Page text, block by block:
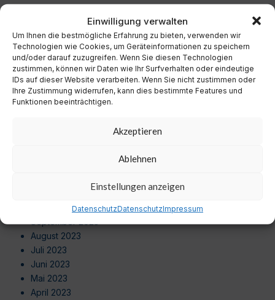
Einwilligung verwalten
Um Ihnen die bestmögliche Erfahrung zu bieten, verwenden wir
Technologien wie Cookies, um Geräteinformationen zu speichern
und/oder darauf zuzugreifen. Wenn Sie diesen Technologien
zustimmen, können wir Daten wie Ihr Surfverhalten oder eindeutige
IDs auf dieser Website verarbeiten. Wenn Sie nicht zustimmen oder
Ihre Zustimmung widerrufen, kann dies bestimmte Features und
Funktionen beeinträchtigen.
Akzeptieren
Ablehnen
Einstellungen anzeigen
DatenschutzDatenschutzImpressum
November 2024
Oktober 2024
September 2024
August 2024
Juli 2024
Juni 2024
November 2023
Oktober 2023
September 2023
August 2023
Juli 2023
Juni 2023
Mai 2023
April 2023